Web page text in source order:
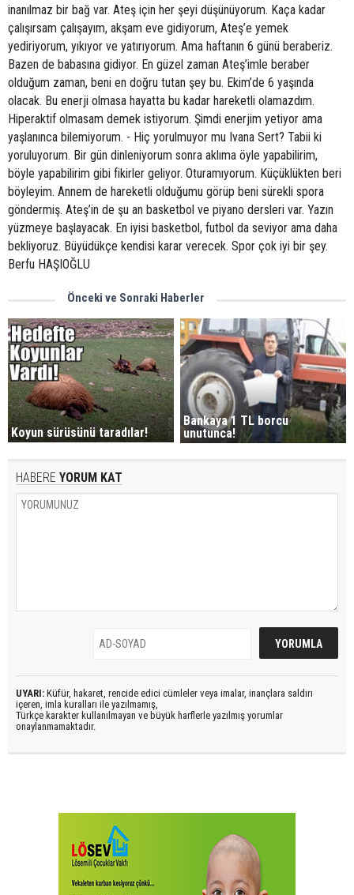
inanılmaz bir bağ var. Ateş için her şeyi düşünüyorum. Kaça kadar
çalışırsam çalışayım, akşam eve gidiyorum, Ateş’e yemek
yediriyorum, yıkıyor ve yatırıyorum. Ama haftanın 6 günü beraberiz.
Bazen de babasına gidiyor. En güzel zaman Ateş’imle beraber
olduğum zaman, beni en doğru tutan şey bu. Ekim’de 6 yaşında
olacak. Bu enerji olmasa hayatta bu kadar hareketli olamazdım.
Hiperaktif olmasam demek istiyorum. Şimdi enerjim yetiyor ama
yaşlanınca bilemiyorum. - Hiç yorulmuyor mu Ivana Sert? Tabii ki
yoruluyorum. Bir gün dinleniyorum sonra aklıma öyle yapabilirim,
böyle yapabilirim gibi fikirler geliyor. Oturamıyorum. Küçüklükten beri
böyleyim. Annem de hareketli olduğumu görüp beni sürekli spora
göndermiş. Ateş’in de şu an basketbol ve piyano dersleri var. Yazın
yüzmeye başlayacak. En iyisi basketbol, futbol da seviyor ama daha
bekliyoruz. Büyüdükçe kendisi karar verecek. Spor çok iyi bir şey.
Berfu HAŞIOĞLU
Önceki ve Sonraki Haberler
Koyun sürüsünü taradılar!
Bankaya 1 TL borcu
unutunca!
HABERE YORUM KAT
UYARI: Küfür, hakaret, rencide edici cümleler veya imalar, inançlara saldırı
içeren, imla kuralları ile yazılmamış,
Türkçe karakter kullanılmayan ve büyük harflerle yazılmış yorumlar
onaylanmamaktadır.